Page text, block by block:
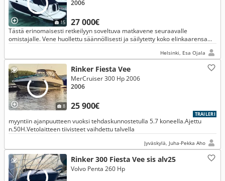
15 27 000€
2006
Tästä erinomaisesti retkeilyyn soveltuva matkavene seuraavalle
omistajalle. Vene huollettu säännöllisesti ja säilytetty koko elinkaarensa
Helsinki, Esa Ojala
8
Rinker Fiesta Vee
25 900€
MerCruiser 300 Hp 2006
2006
TRAILERI
myyntiin ajanpuutteen vuoksi tehdaskunnostetulla 5.7 koneella.Ajettu
n.50H.Vetolaitteen tiivisteet vaihdettu talvella
Jyväskylä, Juha-Pekka Aho
Rinker 300 Fiesta Vee sis alv25
Volvo Penta 260 Hp